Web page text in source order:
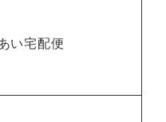
い宅配便